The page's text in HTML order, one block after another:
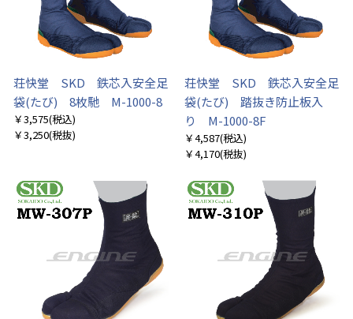
荘快堂 SKD 鉄芯入安全足
袋(たび) 8枚馳 M-1000-8
￥3,575(税込)
￥3,250(税抜)
荘快堂 SKD 鉄芯入安全足
袋(たび) 踏抜き防止板入
り M-1000-8F
￥4,587(税込)
￥4,170(税抜)